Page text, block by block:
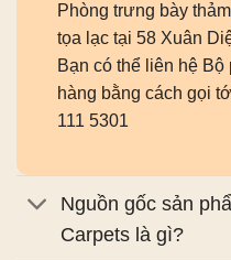
Phòng trưng bày
tọa lạc tại 58 Xuân
Bạn có thể liên hệ
hàng bằng cách gọi
111 5301
Nguồn gốc sản
Carpets là gì?